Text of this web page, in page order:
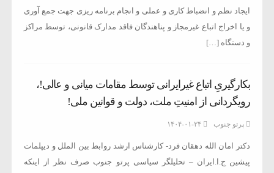
ایجاد نظم و انضباط کاری و عملی و انجام برنامه ریزی جهت جمع آوری
و یا اخراج اتباع غیرمجاز و پناهندگان فاقد مدارک قانونی، توسط مراکز
و دستگاه […]
بکارگیریِ اتباع غیرایرانی توسط مقامات میانی و‌ عالی!،
رویگردانی از امنیتِ ملت، دولت و قوانین ملی!
پرتو جنوب ۱۴۰۴-۰۱-۲۴
دکتر امان الله دهقان فرد- کارشناس ارشد روابط بین الملل و دیپلمات
پیشین ج.ا.ایران – تحلیلگر سیاسی پرتو جنوب صرف نظر از اینکه